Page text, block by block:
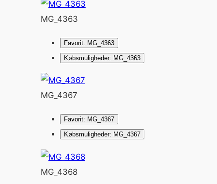
MG_4363
Favorit: MG_4363
Købsmuligheder: MG_4363
MG_4367
Favorit: MG_4367
Købsmuligheder: MG_4367
MG_4368